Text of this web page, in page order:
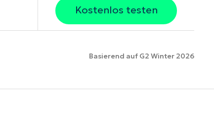
Kostenlos testen
Basierend auf G2 Winter 2026